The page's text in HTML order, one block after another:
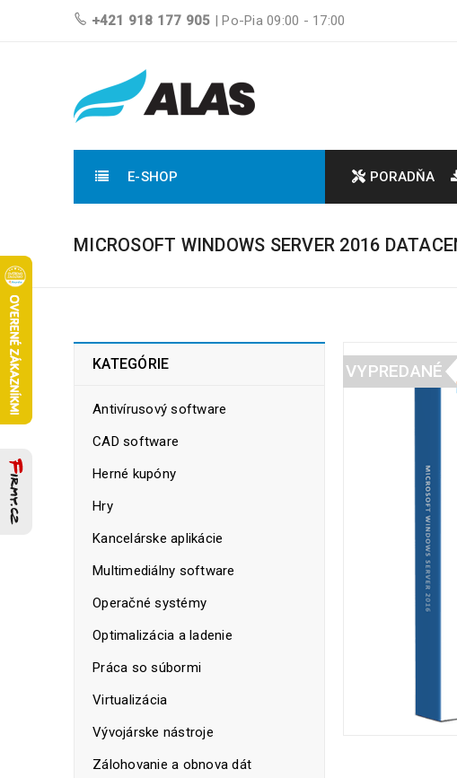
+421 918 177 905 | Po-Pia 09:00 - 17:00
E-SHOP PORADŇA
MICROSOFT WINDOWS SERVER 2016
KATEGÓRIE
Antivírusový software
CAD software
Herné kupóny
Hry
Kancelárske aplikácie
Multimediálny software
Operačné systémy
Optimalizácia a ladenie
Práca so súbormi
Virtualizácia
Vývojárske nástroje
Zálohovanie a obnova dát
VYPREDANÉ